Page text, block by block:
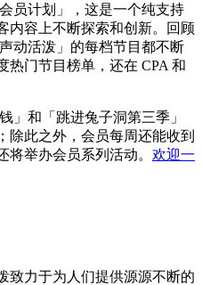
员计划」，这是一个纯支持
内容上不断探索和创新。回顾
动活泼」的每档节目都不断
热门节目榜单，还在 CPA 和
」和「跳进兔子洞第三季」
除此之外，会员每周还能收到
将举办会员系列活动。 欢迎一
致力于为人们提供源源不断的